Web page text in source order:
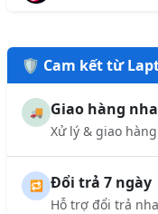
🛡️ Cam kết từ
🚚 Giao hàng
Xử lý & giao
🔁 Đổi trả 7 ngày
Hỗ trợ đổi trả